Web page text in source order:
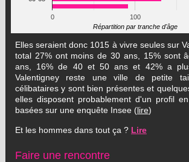
0 100
Répartition par tranche d'âge
Elles seraient donc 1015 à vivre seules sur
total 27% ont moins de 30 ans, 15% sont
ans, 16% de 40 et 50 ans et 42% a
Valentigney reste une ville de petite
célibataires y sont bien présentes et
elles disposent probablement d'un profil
basées sur une enquête Insee (lire)
Et les hommes dans tout ça ? Lire
Faire une rencontre